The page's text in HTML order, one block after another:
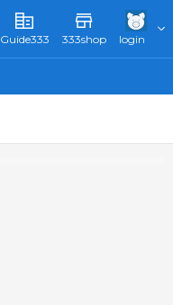
Guide333 333shop login